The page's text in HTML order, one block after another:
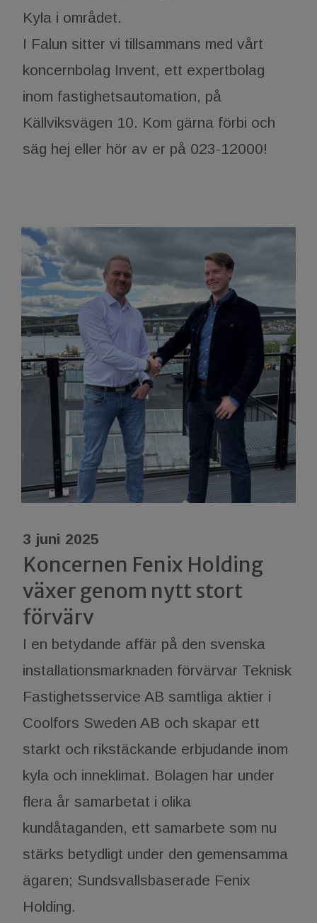
Kyla i området.
I Falun sitter vi tillsammans med vårt
koncernbolag Invent, ett expertbolag
inom fastighetsautomation, på
Källviksvägen 10. Kom gärna förbi och
säg hej eller hör av er på 023-12000!
3 juni 2025
Koncernen Fenix Holding
växer genom nytt stort
förvärv
I en betydande affär på den svenska
installationsmarknaden förvärvar Teknisk
Fastighetsservice AB samtliga aktier i
Coolfors Sweden AB och skapar ett
starkt och rikstäckande erbjudande inom
kyla och inneklimat. Bolagen har under
flera år samarbetat i olika
kundåtaganden, ett samarbete som nu
stärks betydligt under den gemensamma
ägaren; Sundsvallsbaserade Fenix
Holding.